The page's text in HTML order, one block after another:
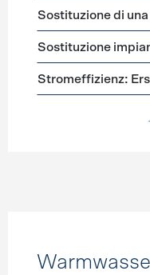
Sostituzione di
Sostituzione
Stromeffizienz: